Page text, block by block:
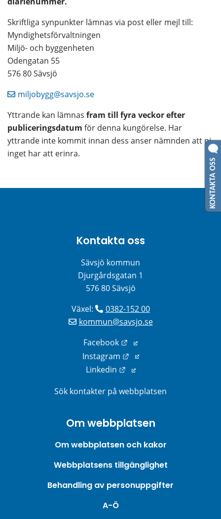
Skriftliga synpunkter lämnas via post eller mejl till:
Myndighetsförvaltningen
Miljö- och byggenheten
Odengatan 55
576 80 Sävsjö
miljobygg@savsjo.se
Yttrande kan lämnas fram till fyra veckor efter
publiceringsdatum för denna kungörelse. Har
yttrande inte kommit innan dess anser nämnden att ni
inget har att erinra.
Kontakta oss
Sävsjö kommun
Djurgårdsgatan 1
576 80 Sävsjö
Växel:
0382-152 00
kommun@savsjo.se
Facebook
Länk till annan
Instagram
Länk till annan
Linkedin
Länk till annan webbplats.
Sök kontakter på webbplatsen
Om webbplatsen
Om webbplatsen och kakor
Webbplatsens tillgänglighet
Behandling av personuppgifter
A-Ö
KONTAKTA OSS